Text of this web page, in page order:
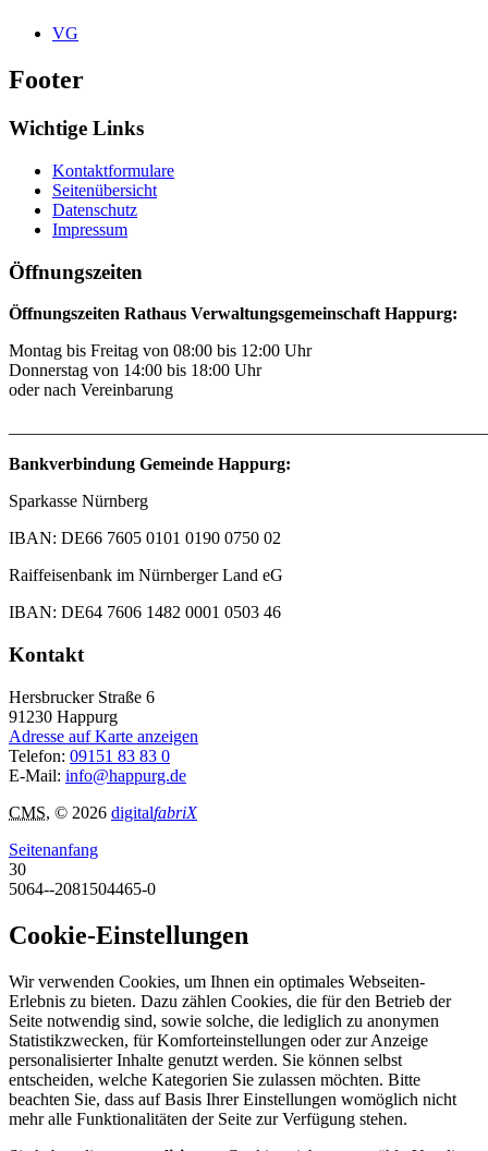
VG
Footer
Wichtige Links
Kontaktformulare
Seitenübersicht
Datenschutz
Impressum
Öffnungszeiten
Öffnungszeiten Rathaus Verwaltungsgemeinschaft Happurg:
Montag bis Freitag von 08:00 bis 12:00 Uhr
Donnerstag von 14:00 bis 18:00 Uhr
oder nach Vereinbarung
Bankverbindung Gemeinde Happurg:
Sparkasse Nürnberg
IBAN: DE66 7605 0101 0190 0750 02
Raiffeisenbank im Nürnberger Land eG
IBAN: DE64 7606 1482 0001 0503 46
Kontakt
Hersbrucker Straße 6
91230 Happurg
Adresse auf Karte anzeigen
Telefon: 09151 83 83 0
E-Mail: info@happurg.de
CMS, © 2026 digitalfabriX
Seitenanfang
30
5064--2081504465-0
Cookie-Einstellungen
Wir verwenden Cookies, um Ihnen ein optimales Webseiten-
Erlebnis zu bieten. Dazu zählen Cookies, die für den Betrieb der
Seite notwendig sind, sowie solche, die lediglich zu anonymen
Statistikzwecken, für Komforteinstellungen oder zur Anzeige
personalisierter Inhalte genutzt werden. Sie können selbst
entscheiden, welche Kategorien Sie zulassen möchten. Bitte
beachten Sie, dass auf Basis Ihrer Einstellungen womöglich nicht
mehr alle Funktionalitäten der Seite zur Verfügung stehen.